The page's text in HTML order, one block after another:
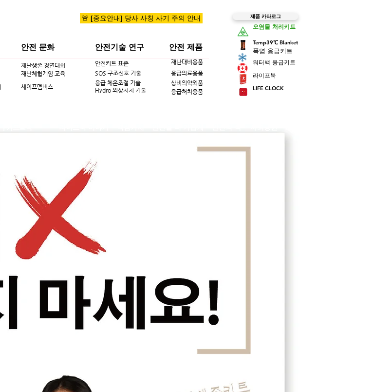
오염물 처리키트
안전 문화
재난생존 경연대회
재난체험게임 교육
세이프멤버스
안전기술 연구
안전키트 표준
SOS 구조신호 기술
응급 체온조절 기술
Hydro 외상처치 기술
제품 카타로그
LIFE CLOCK
라이프북
안전 제품
재난대비용품
응급처치용품
응급의료용품
상비의약외품
워터백 응급키트
폭염 응급키트
Temp39℃ Blanket
🚨 [중요안내] 당사 사칭 사기 주의 안내